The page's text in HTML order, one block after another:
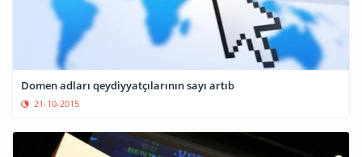
Domen adları qeydiyyatçılarının sayı artıb
21-10-2015